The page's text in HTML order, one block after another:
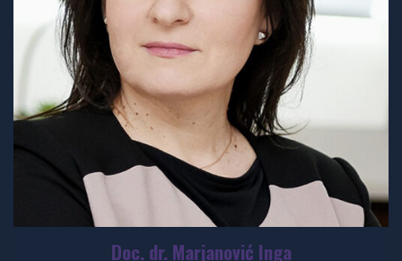
Doc. dr. Marjanović Inga